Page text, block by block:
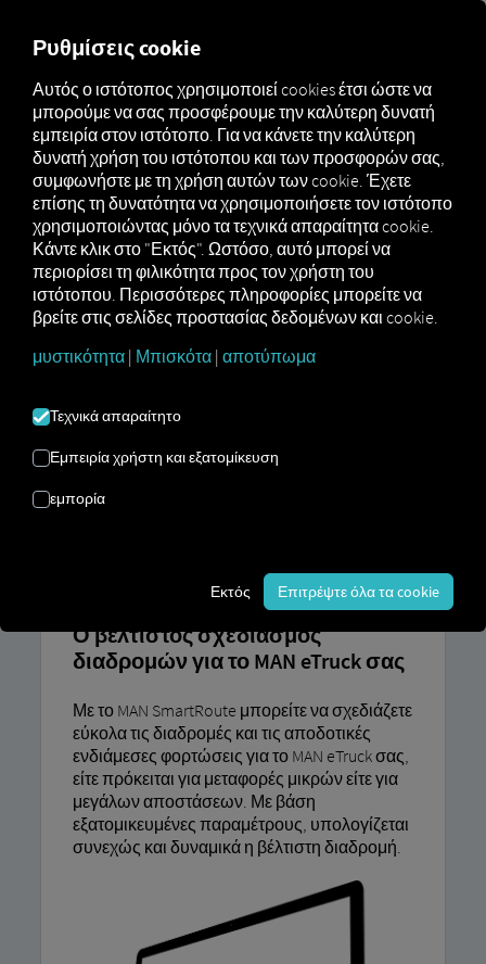
Marketplace MAN DigitalServices MAN SmartRoute
Το MAN SmartRoute αποτελεί μέρος του
ψηφιακού πακέτου για τα μοντέλα MAN eTGX
και eTGS και, κατά την έναρξη της σειριακής
παραγωγής, θα είναι αρχικά διαθέσιμο σε
περιορισμένο βαθμό. Η πλήρης
διαθεσιμότητα αναμένεται κατά τη διάρκεια
SMARTROUTE
Ο βέλτιστος σχεδιασμός
διαδρομών για το MAN eTruck σας
Με το MAN SmartRoute μπορείτε να σχεδιάζετε
εύκολα τις διαδρομές και τις αποδοτικές
ενδιάμεσες φορτώσεις για το MAN eTruck σας,
είτε πρόκειται για μεταφορές μικρών είτε για
μεγάλων αποστάσεων. Με βάση
εξατομικευμένες παραμέτρους, υπολογίζεται
συνεχώς και δυναμικά η βέλτιστη διαδρομή.
Ρυθμίσεις cookie
Αυτός ο ιστότοπος χρησιμοποιεί cookies έτσι ώστε να
μπορούμε να σας προσφέρουμε την καλύτερη δυνατή
εμπειρία στον ιστότοπο. Για να κάνετε την καλύτερη
δυνατή χρήση του ιστότοπου και των προσφορών σας,
συμφωνήστε με τη χρήση αυτών των cookie. Έχετε
επίσης τη δυνατότητα να χρησιμοποιήσετε τον ιστότοπο
χρησιμοποιώντας μόνο τα τεχνικά απαραίτητα cookie.
Κάντε κλικ στο "Εκτός". Ωστόσο, αυτό μπορεί να
περιορίσει τη φιλικότητα προς τον χρήστη του
ιστότοπου. Περισσότερες πληροφορίες μπορείτε να
βρείτε στις σελίδες προστασίας δεδομένων και cookie.
μυστικότητα | Μπισκότα | αποτύπωμα
Τεχνικά απαραίτητο
Εμπειρία χρήστη και εξατομίκευση
εμπορία
Εκτός Επιτρέψτε όλα τα cookie